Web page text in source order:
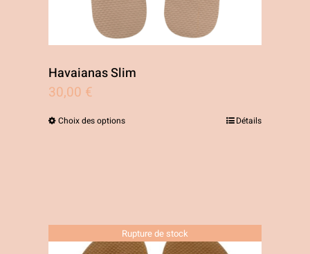
page
du
Havaianas Slim
30,00 €
Choix des optionsCe
variations.
Les
Détails
Rupture de stock